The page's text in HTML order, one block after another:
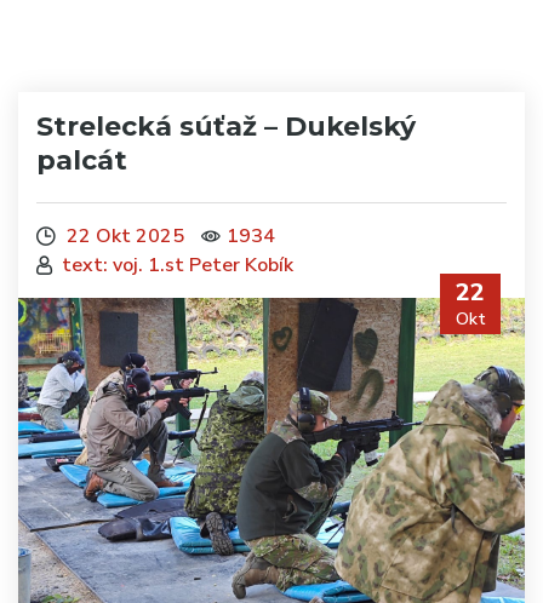
Strelecká súťaž – Dukelský
palcát
22 Okt 2025
1934
text: voj. 1.st Peter Kobík
22
Okt